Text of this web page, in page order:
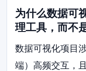
为什么数据可
理工具，而不
数据可视化项目
端）高频交互，